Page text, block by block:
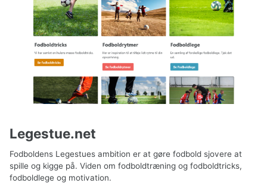
Legestue.net
Fodboldens Legestues ambition er at gøre fodbold sjovere at
spille og kigge på. Viden om fodboldtræning og fodboldtricks,
fodboldlege og motivation.